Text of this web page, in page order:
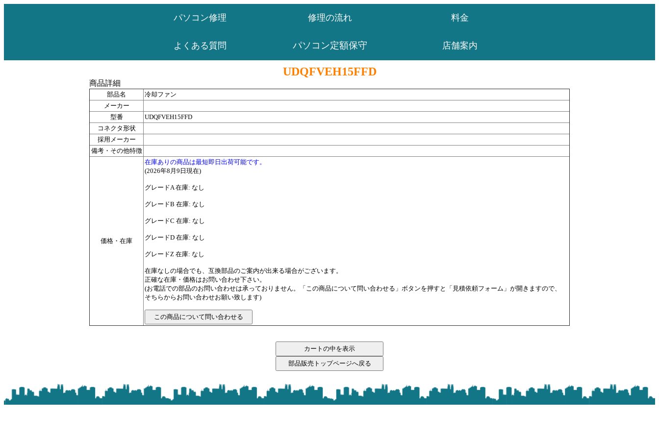
パソコン修理 修理の流れ 料金
よくある質問 パソコン定額保守 店舗案内
UDQFVEH15FFD
商品詳細
部品名
冷却ファン
メーカー
型番
UDQFVEH15FFD
コネクタ形状
採用メーカー
備考・その他特徴
価格・在庫
在庫ありの商品は最短即日出荷可能です。
(2026年8月9日現在)
グレードA 在庫: なし
グレードB 在庫: なし
グレードC 在庫: なし
グレードD 在庫: なし
グレードZ 在庫: なし
在庫なしの場合でも、互換部品のご案内が出来る場合がございます。
正確な在庫・価格はお問い合わせ下さい。
(お電話での部品のお問い合わせは承っておりません。「この商品について問い合わせる」ボタンを押すと「見積依頼フォーム」が開きますので、
そちらからお問い合わせお願い致します)